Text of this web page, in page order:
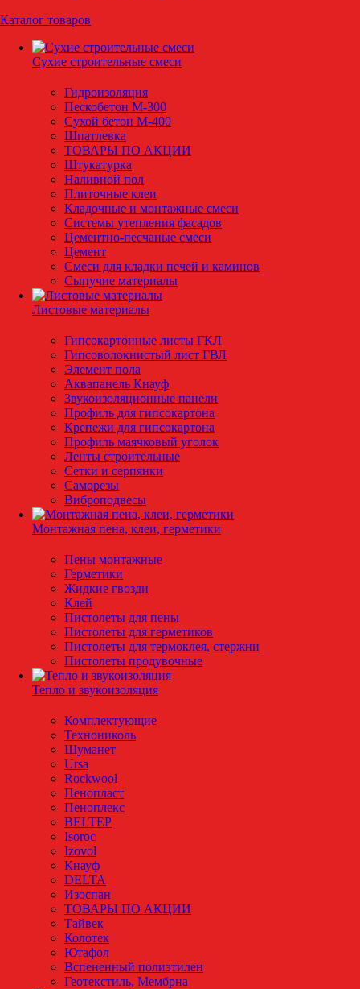
Каталог товаров
Сухие строительные смеси
Гидроизоляция
Пескобетон М-300
Сухой бетон М-400
Шпатлевка
ТОВАРЫ ПО АКЦИИ
Штукатурка
Наливной пол
Плиточные клеи
Кладочные и монтажные смеси
Системы утепления фасадов
Цементно-песчаные смеси
Цемент
Смеси для кладки печей и каминов
Сыпучие материалы
Листовые материалы
Гипсокартонные листы ГКЛ
Гипсоволокнистый лист ГВЛ
Элемент пола
Аквапанель Кнауф
Звукоизоляционные панели
Профиль для гипсокартона
Крепежи для гипсокартона
Профиль маячковый уголок
Ленты строительные
Сетки и серпянки
Саморезы
Виброподвесы
Монтажная пена, клеи, герметики
Пены монтажные
Герметики
Жидкие гвозди
Клей
Пистолеты для пены
Пистолеты для герметиков
Пистолеты для термоклея, стержни
Пистолеты продувочные
Тепло и звукоизоляция
Комплектующие
Технониколь
Шуманет
Ursa
Rockwool
Пенопласт
Пеноплекс
BELTEP
Isoroc
Izovol
Кнауф
DELTA
Изоспан
ТОВАРЫ ПО АКЦИИ
Тайвек
Колотек
Ютафол
Вспененный полиэтилен
Геотекстиль, Мембрна